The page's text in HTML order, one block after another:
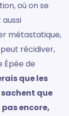
où on se
métastatique,
récidiver,
Épée de
que les
sachent que
encore,